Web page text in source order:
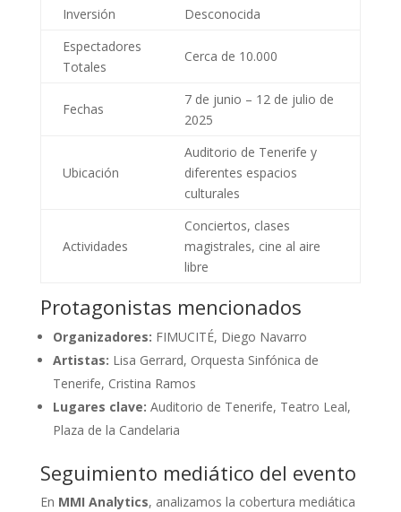
Inversión
Desconocida
Espectadores
Totales
Cerca de 10.000
Fechas
7 de junio – 12 de julio de
2025
Ubicación
Auditorio de Tenerife y
diferentes espacios
culturales
Actividades
Conciertos, clases
magistrales, cine al aire
libre
Protagonistas mencionados
Organizadores: FIMUCITÉ, Diego Navarro
Artistas: Lisa Gerrard, Orquesta Sinfónica de
Tenerife, Cristina Ramos
Lugares clave: Auditorio de Tenerife, Teatro Leal,
Plaza de la Candelaria
Seguimiento mediático del evento
En MMI Analytics, analizamos la cobertura mediática